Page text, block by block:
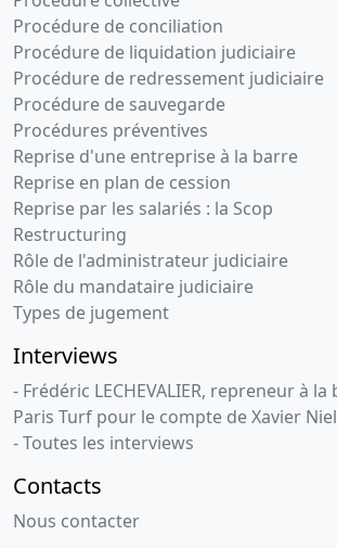
Procédure de conciliation
Procédure de liquidation judiciaire
Procédure de redressement judiciaire
Procédure de sauvegarde
Procédures préventives
Reprise d'une entreprise à la barre
Reprise en plan de cession
Reprise par les salariés : la Scop
Restructuring
Rôle de l'administrateur judiciaire
Rôle du mandataire judiciaire
Types de jugement
Interviews
- Frédéric LECHEVALIER, repreneur à
Paris Turf pour le compte de Xavier Niel
- Toutes les interviews
Contacts
Nous contacter